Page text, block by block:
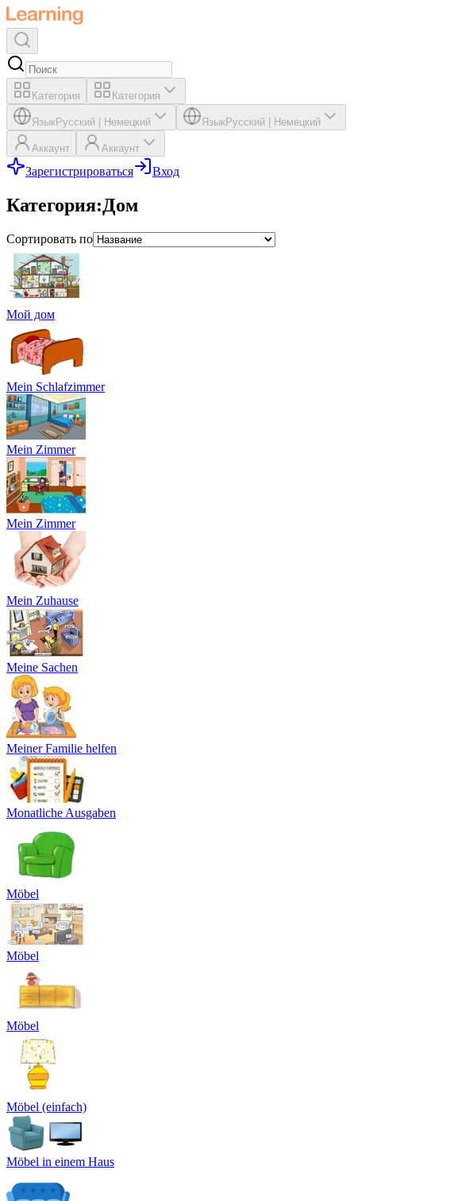
Категория Категория
ЯзыкРусский Немецкий ЯзыкРусский Немецкий
Аккаунт Аккаунт
Зарегистрироваться Вход
Категория:Дом
Сортировать по
Мой дом
Mein Schlafzimmer
Mein Zimmer
Mein Zimmer
Mein Zuhause
Meine Sachen
Meiner Familie helfen
Monatliche Ausgaben
Möbel
Möbel
Möbel
Möbel (einfach)
Möbel in einem Haus